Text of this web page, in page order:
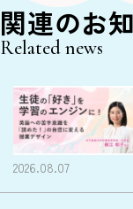
関連のお
Related news
2026.08.07